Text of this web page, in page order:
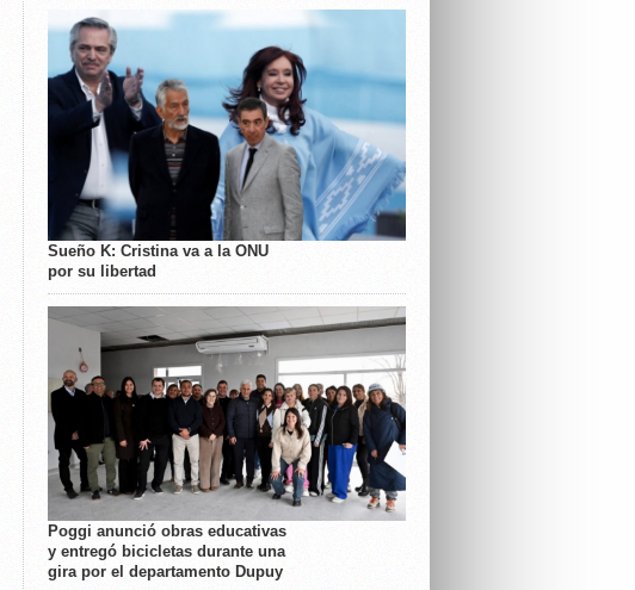
Sueño K: Cristina va a la ONU
por su libertad
Poggi anunció obras educativas
y entregó bicicletas durante una
gira por el departamento Dupuy